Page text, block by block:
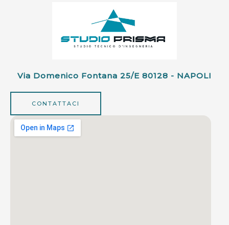
Via Domenico Fontana 25/e 80128 - NAPOLI
CONTATTACI